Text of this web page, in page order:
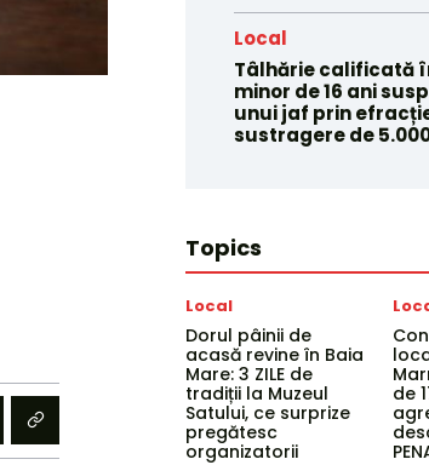
Local
Tâlhărie calificată
minor de 16 ani
unui jaf prin
sustragere de 5.000
Topics
Local
Dorul pâinii de
acasă revine în Baia
Mare: 3 ZILE de
tradiții la Muzeul
Satului, ce surprize
pregătesc
organizatorii
de